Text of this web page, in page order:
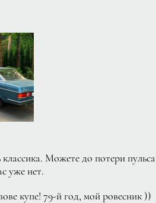
Можете до потери пульса
уже нет.
купе! 79-й год, мой ровесник ))